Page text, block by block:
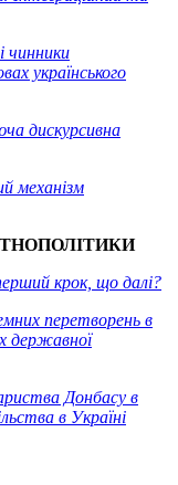
чинники
українського
дискурсивна
механізм
крок, що далі?
перетворень в
державної
Донбасу в
в Україні